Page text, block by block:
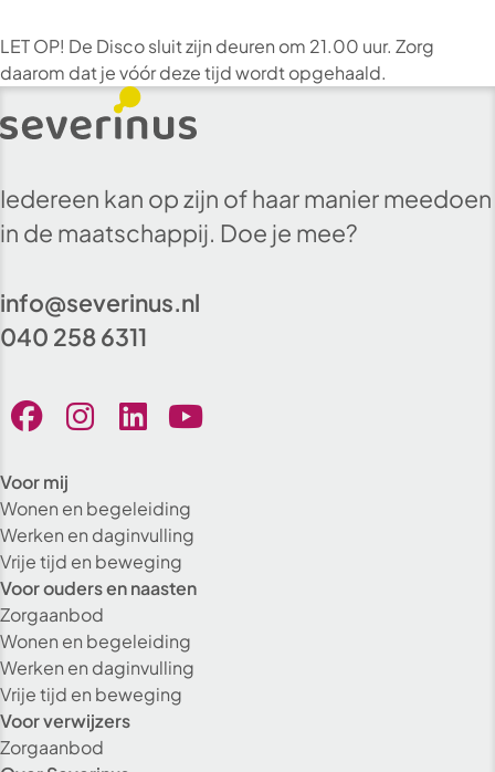
LET OP! De Disco sluit zijn deuren om 21.00 uur. Zorg
daarom dat je vóór deze tijd wordt opgehaald.
Iedereen kan op zijn of haar manier meedoen
in de maatschappij. Doe je mee?
info@severinus.nl
040 258 6311
Voor mij
Wonen en begeleiding
Werken en daginvulling
Vrije tijd en beweging
Voor ouders en naasten
Zorgaanbod
Wonen en begeleiding
Werken en daginvulling
Vrije tijd en beweging
Voor verwijzers
Zorgaanbod